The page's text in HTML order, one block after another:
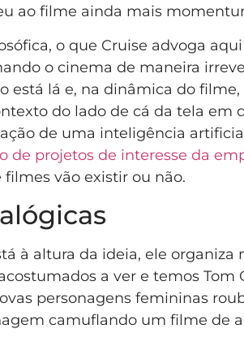
ao filme ainda mais
o que Cruise advoga
o cinema de maneira
está lá e, na dinâmica do filme,
do lado de cá da tela em
de uma inteligência
de projetos de interesse da
vão existir ou não.
à altura da ideia, ele organiza
a ver e temos Tom
personagens femininas
camuflando um filme de